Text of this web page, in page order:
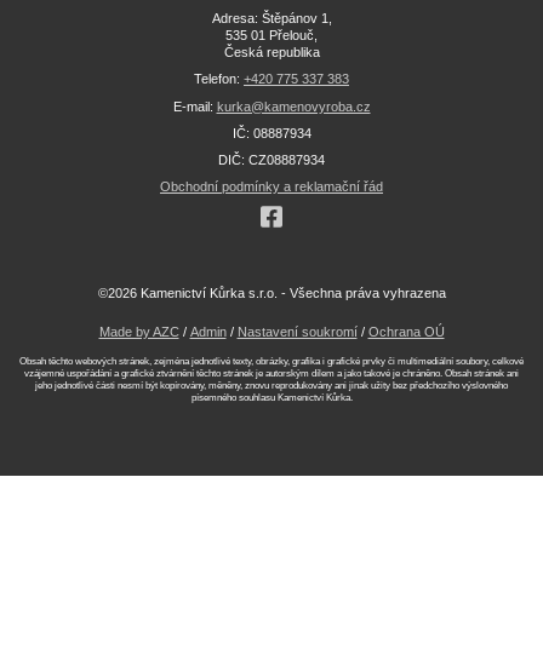
Adresa: Štěpánov 1,
535 01 Přelouč,
Česká republika
Telefon: +420 775 337 383
E-mail: kurka@kamenovyroba.cz
IČ: 08887934
DIČ: CZ08887934
Obchodní podmínky a reklamační řád
©2026 Kamenictví Kůrka s.r.o. - Všechna práva vyhrazena
Made by AZC/ Admin/ Nastavení soukromí/ Ochrana OÚ
Obsah těchto webových stránek, zejména jednotlivé texty, obrázky, grafika i grafické prvky či multimediální soubory, celkové
vzájemné uspořádání a grafické ztvárnění těchto stránek je autorským dílem a jako takové je chráněno. Obsah stránek ani
jeho jednotlivé části nesmí být kopírovány, měněny, znovu reprodukovány ani jinak užity bez předchozího výslovného
písemného souhlasu Kamenictví Kůrka.